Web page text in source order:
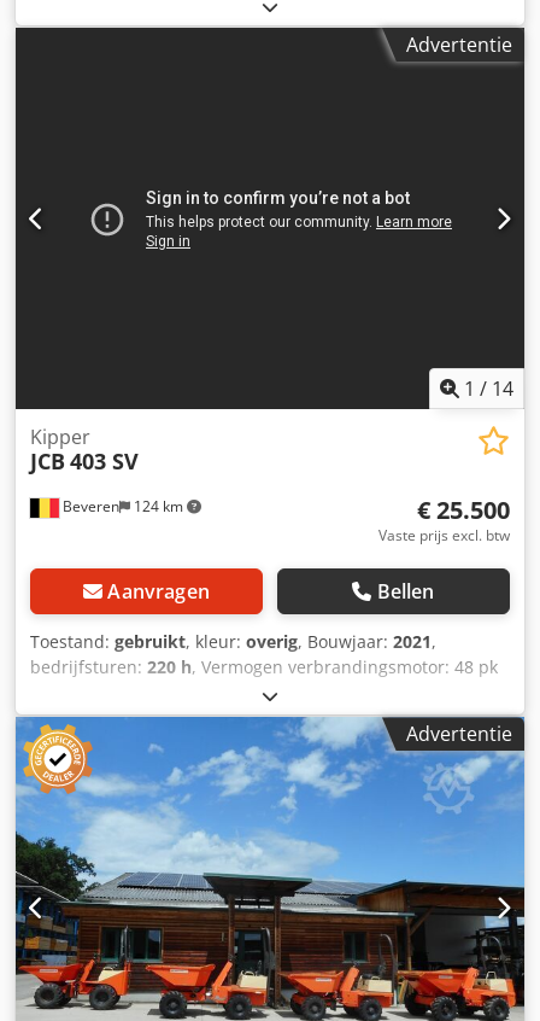
schaafbreedte max. 310 mm - schaafhoogte aan twee
zijden 300 mm - schaafhoogte aan vier zijden 100 mm -
werkblad Chedpfx Acohikplj Ioa - rem - minimale
werkstuklengte 600 mm afmetingen van de machine: -
lengte 290 cm - breedte 170 cm - hoogte 210 cm - gewicht
Advertentie
1 / 14
Beveren 124 km
Kipper
JCB 403 SV
€ 25.500
Vaste prijs excl. btw
Aanvragen Bellen
Toestand: gebruikt, kleur: overig, Bouwjaar: 2021,
bedrijfsturen: 220 h, Vermogen verbrandingsmotor: 48 pk
(35 kW) GVW: 2.700 kg Motormerk: Kubota Hefvermogen:
3.100 kg CE-markering: ja Serienummer: 2860612
Chedpezdx Ilofx Ac Isa Machines te koop! Bekijk onze
website voor een ruim aanbod aan machines die direct
leverbaar zijn. We hebben meer opties dan online
zichtbaar, dus neem gerust telefonisch of per e-mail
contact met ons op. Al onze machines zijn volledig
onderhouden en gecontroleerd op betrouwbaarheid. Foto’s
nodig? Neem contact met ons op en wij sturen ze direct
toe. Wij helpen u graag in het Nederlands, Engels, Frans,
Duits, Spaans en Russisch. Ontdek ons brede aanbod van
betrouwbare machines.
Advertentie